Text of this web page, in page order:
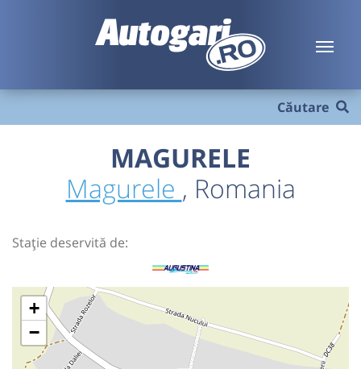
Căutare
MAGURELE
Magurele , Romania
Stație deservită de:
+
−